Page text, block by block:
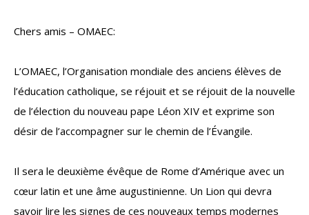
Chers amis – OMAEC:
L’OMAEC, l’Organisation mondiale des anciens élèves de
l’éducation catholique, se réjouit et se réjouit de la nouvelle
de l’élection du nouveau pape Léon XIV et exprime son
désir de l’accompagner sur le chemin de l’Évangile.
Il sera le deuxième évêque de Rome d’Amérique avec un
cœur latin et une âme augustinienne. Un Lion qui devra
savoir lire les signes de ces nouveaux temps modernes